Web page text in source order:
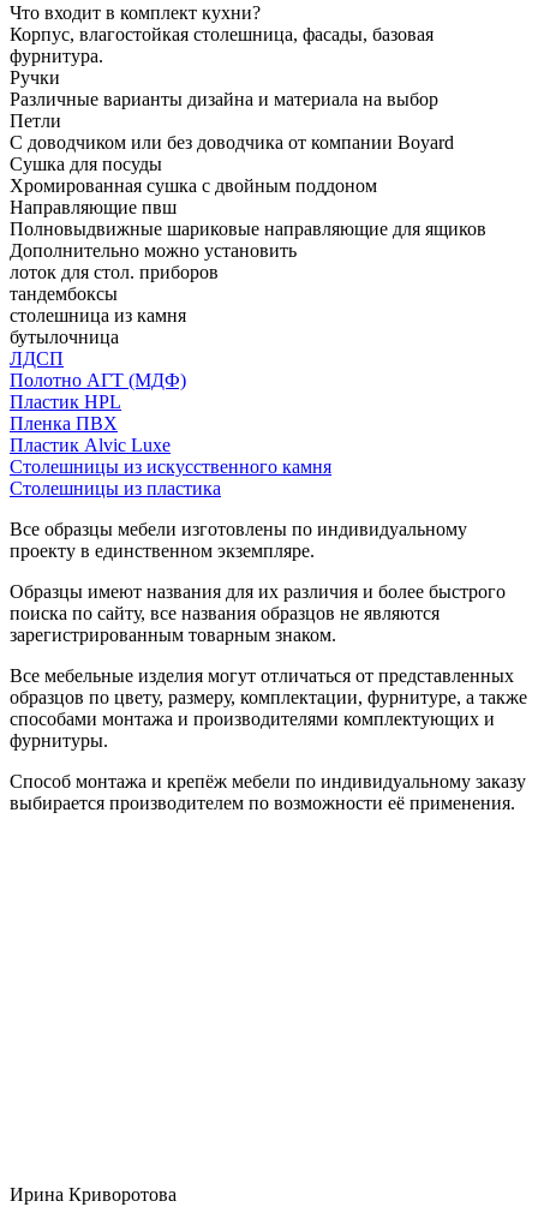
Что входит в комплект кухни?
Корпус, влагостойкая столешница, фасады, базовая
фурнитура.
Ручки
Различные варианты дизайна и материала на выбор
Петли
С доводчиком или без доводчика от компании Boyard
Сушка для посуды
Хромированная сушка с двойным поддоном
Направляющие пвш
Полновыдвижные шариковые направляющие для ящиков
Дополнительно можно установить
лоток для стол. приборов
тандембоксы
столешница из камня
бутылочница
ЛДСП
Полотно АГТ (МДФ)
Пластик HPL
Пленка ПВХ
Пластик Alvic Luxe
Столешницы из искусственного камня
Столешницы из пластика
Все образцы мебели изготовлены по индивидуальному
проекту в единственном экземпляре.
Образцы имеют названия для их различия и более быстрого
поиска по сайту, все названия образцов не являются
зарегистрированным товарным знаком.
Все мебельные изделия могут отличаться от представленных
образцов по цвету, размеру, комплектации, фурнитуре, а также
способами монтажа и производителями комплектующих и
фурнитуры.
Способ монтажа и крепёж мебели по индивидуальному заказу
выбирается производителем по возможности её применения.
Ирина Криворотова